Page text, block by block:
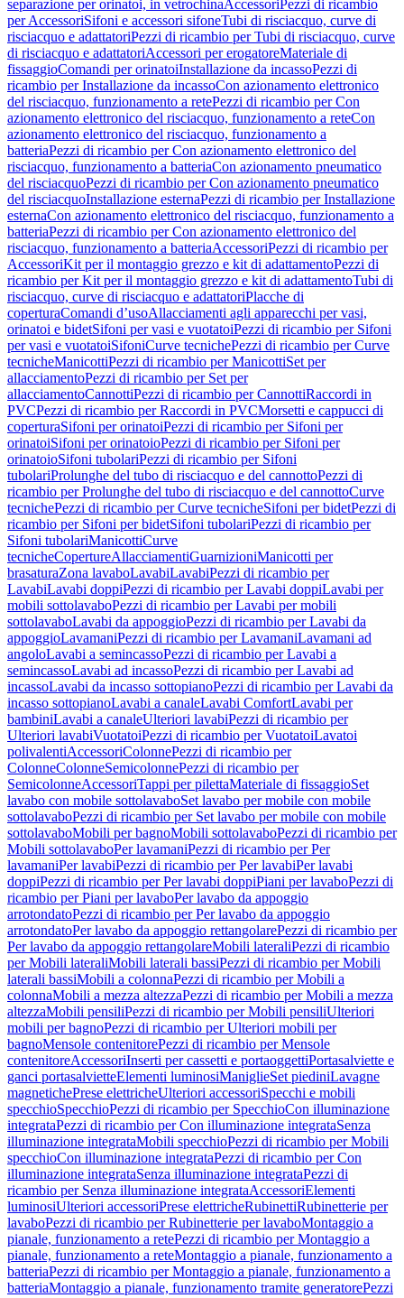
separazione per orinatoi, in vetrochinaAccessoriPezzi di ricambio
per AccessoriSifoni e accessori sifoneTubi di risciacquo, curve di
risciacquo e adattatoriPezzi di ricambio per Tubi di risciacquo, curve
di risciacquo e adattatoriAccessori per erogatoreMateriale di
fissaggioComandi per orinatoiInstallazione da incassoPezzi di
ricambio per Installazione da incassoCon azionamento elettronico
del risciacquo, funzionamento a retePezzi di ricambio per Con
azionamento elettronico del risciacquo, funzionamento a reteCon
azionamento elettronico del risciacquo, funzionamento a
batteriaPezzi di ricambio per Con azionamento elettronico del
risciacquo, funzionamento a batteriaCon azionamento pneumatico
del risciacquoPezzi di ricambio per Con azionamento pneumatico
del risciacquoInstallazione esternaPezzi di ricambio per Installazione
esternaCon azionamento elettronico del risciacquo, funzionamento a
batteriaPezzi di ricambio per Con azionamento elettronico del
risciacquo, funzionamento a batteriaAccessoriPezzi di ricambio per
AccessoriKit per il montaggio grezzo e kit di adattamentoPezzi di
ricambio per Kit per il montaggio grezzo e kit di adattamentoTubi di
risciacquo, curve di risciacquo e adattatoriPlacche di
coperturaComandi d’usoAllacciamenti agli apparecchi per vasi,
orinatoi e bidetSifoni per vasi e vuotatoiPezzi di ricambio per Sifoni
per vasi e vuotatoiSifoniCurve tecnichePezzi di ricambio per Curve
tecnicheManicottiPezzi di ricambio per ManicottiSet per
allacciamentoPezzi di ricambio per Set per
allacciamentoCannottiPezzi di ricambio per CannottiRaccordi in
PVCPezzi di ricambio per Raccordi in PVCMorsetti e cappucci di
coperturaSifoni per orinatoiPezzi di ricambio per Sifoni per
orinatoiSifoni per orinatoioPezzi di ricambio per Sifoni per
orinatoioSifoni tubolariPezzi di ricambio per Sifoni
tubolariProlunghe del tubo di risciacquo e del cannottoPezzi di
ricambio per Prolunghe del tubo di risciacquo e del cannottoCurve
tecnichePezzi di ricambio per Curve tecnicheSifoni per bidetPezzi di
ricambio per Sifoni per bidetSifoni tubolariPezzi di ricambio per
Sifoni tubolariManicottiCurve
tecnicheCopertureAllacciamentiGuarnizioniManicotti per
brasaturaZona lavaboLavabiLavabiPezzi di ricambio per
LavabiLavabi doppiPezzi di ricambio per Lavabi doppiLavabi per
mobili sottolavaboPezzi di ricambio per Lavabi per mobili
sottolavaboLavabi da appoggioPezzi di ricambio per Lavabi da
appoggioLavamaniPezzi di ricambio per LavamaniLavamani ad
angoloLavabi a semincassoPezzi di ricambio per Lavabi a
semincassoLavabi ad incassoPezzi di ricambio per Lavabi ad
incassoLavabi da incasso sottopianoPezzi di ricambio per Lavabi da
incasso sottopianoLavabi a canaleLavabi ComfortLavabi per
bambiniLavabi a canaleUlteriori lavabiPezzi di ricambio per
Ulteriori lavabiVuotatoiPezzi di ricambio per VuotatoiLavatoi
polivalentiAccessoriColonnePezzi di ricambio per
ColonneColonneSemicolonnePezzi di ricambio per
SemicolonneAccessoriTappi per pilettaMateriale di fissaggioSet
lavabo con mobile sottolavaboSet lavabo per mobile con mobile
sottolavaboPezzi di ricambio per Set lavabo per mobile con mobile
sottolavaboMobili per bagnoMobili sottolavaboPezzi di ricambio per
Mobili sottolavaboPer lavamaniPezzi di ricambio per Per
lavamaniPer lavabiPezzi di ricambio per Per lavabiPer lavabi
doppiPezzi di ricambio per Per lavabi doppiPiani per lavaboPezzi di
ricambio per Piani per lavaboPer lavabo da appoggio
arrotondatoPezzi di ricambio per Per lavabo da appoggio
arrotondatoPer lavabo da appoggio rettangolarePezzi di ricambio per
Per lavabo da appoggio rettangolareMobili lateraliPezzi di ricambio
per Mobili lateraliMobili laterali bassiPezzi di ricambio per Mobili
laterali bassiMobili a colonnaPezzi di ricambio per Mobili a
colonnaMobili a mezza altezzaPezzi di ricambio per Mobili a mezza
altezzaMobili pensiliPezzi di ricambio per Mobili pensiliUlteriori
mobili per bagnoPezzi di ricambio per Ulteriori mobili per
bagnoMensole contenitorePezzi di ricambio per Mensole
contenitoreAccessoriInserti per cassetti e portaoggettiPortasalviette e
ganci portasalvietteElementi luminosiManiglieSet piediniLavagne
magnetichePrese elettricheUlteriori accessoriSpecchi e mobili
specchioSpecchioPezzi di ricambio per SpecchioCon illuminazione
integrataPezzi di ricambio per Con illuminazione integrataSenza
illuminazione integrataMobili specchioPezzi di ricambio per Mobili
specchioCon illuminazione integrataPezzi di ricambio per Con
illuminazione integrataSenza illuminazione integrataPezzi di
ricambio per Senza illuminazione integrataAccessoriElementi
luminosiUlteriori accessoriPrese elettricheRubinettiRubinetterie per
lavaboPezzi di ricambio per Rubinetterie per lavaboMontaggio a
pianale, funzionamento a retePezzi di ricambio per Montaggio a
pianale, funzionamento a reteMontaggio a pianale, funzionamento a
batteriaPezzi di ricambio per Montaggio a pianale, funzionamento a
batteriaMontaggio a pianale, funzionamento tramite generatorePezzi